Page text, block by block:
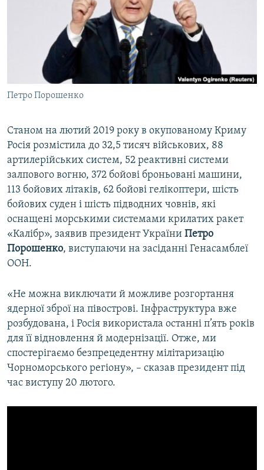
ВІДЕОУРОКИ «ELIFBE»
СВІДЧЕННЯ ОКУПАЦІЇ
УКРАЇНСЬКА ПРОБЛЕМА КРИМУ
ІНФОГРАФІКА
ЯК ОБІЙТИ БЛОКУВАННЯ
Qırımtatar
ДОЛУЧАЙСЯ!
Усі сайти RFE/RL
Петро Порошенко
Станом на лютий 2019 року в окупованому Криму
Росія розмістила до 32,5 тисяч військових, 88
артилерійських систем, 52 реактивні системи
залпового вогню, 372 бойові броньовані машини,
113 бойових літаків, 62 бойові гелікоптери, шість
бойових суден і шість підводних човнів, які
оснащені морськими системами крилатих ракет
«Калібр», заявив президент України Петро
Порошенко, виступаючи на засіданні Генасамблеї
ООН.
«Не можна виключати й можливе розгортання
ядерної зброї на півострові. Інфраструктура вже
розбудована, і Росія використала останні п’ять років
для її відновлення й модернізації. Отже, ми
спостерігаємо безпрецедентну мілітаризацію
Чорноморського регіону», – сказав президент під
час виступу 20 лютого.